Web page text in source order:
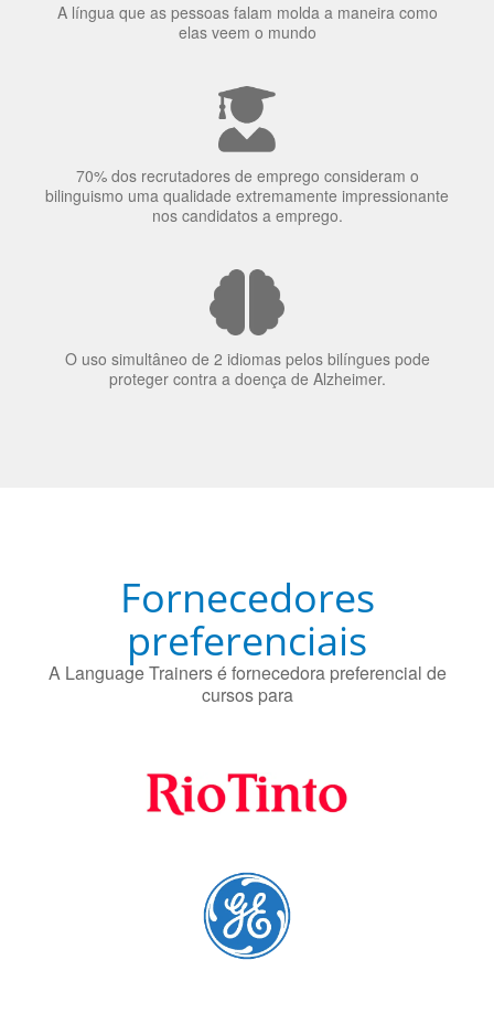
A língua que as pessoas falam molda a maneira como
elas veem o mundo
70% dos recrutadores de emprego consideram o
bilinguismo uma qualidade extremamente impressionante
nos candidatos a emprego.
O uso simultâneo de 2 idiomas pelos bilíngues pode
proteger contra a doença de Alzheimer.
Fornecedores
preferenciais
A Language Trainers é fornecedora preferencial de
cursos para